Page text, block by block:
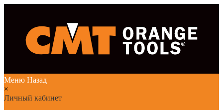
Меню Назад
×
Личный кабинет